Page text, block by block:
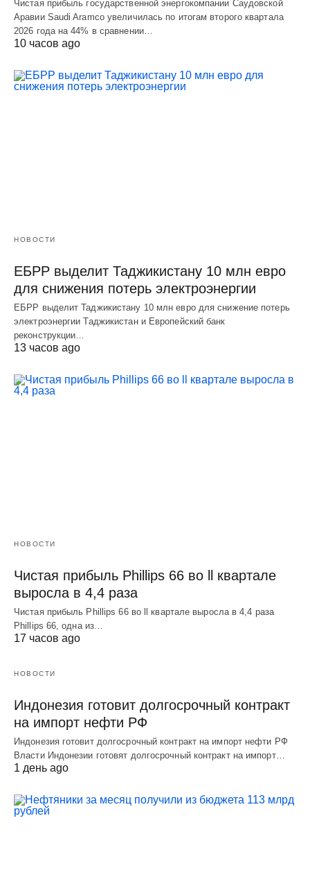
Чистая прибыль государственной энергокомпании Саудовской
Аравии Saudi Aramco увеличилась по итогам второго квартала
2026 года на 44% в сравнении…
10 часов ago
НОВОСТИ
ЕБРР выделит Таджикистану 10 млн евро
для снижения потерь электроэнергии
ЕБРР выделит Таджикистану 10 млн евро для снижение потерь
электроэнергии Таджикистан и Европейский банк
реконструкции…
13 часов ago
НОВОСТИ
Чистая прибыль Phillips 66 во ll квартале
выросла в 4,4 раза
Чистая прибыль Phillips 66 во ll квартале выросла в 4,4 раза
Phillips 66, одна из…
17 часов ago
НОВОСТИ
Индонезия готовит долгосрочный контракт
на импорт нефти РФ
Индонезия готовит долгосрочный контракт на импорт нефти РФ
Власти Индонезии готовят долгосрочный контракт на импорт…
1 день ago